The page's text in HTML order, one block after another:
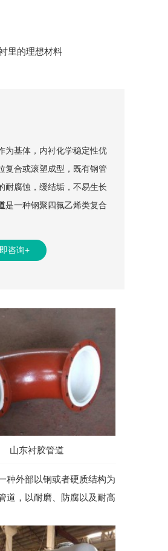
里的理想材料
为基体，内衬化学稳定性优
复合或滚塑成型，既有钢管
耐腐蚀，缓结垢，不易生长
是一种钢聚四氟乙烯类复合
咨询+
山东衬胶管道
种外部以钢或者硬质结构为
道，以耐磨、防腐以及耐高